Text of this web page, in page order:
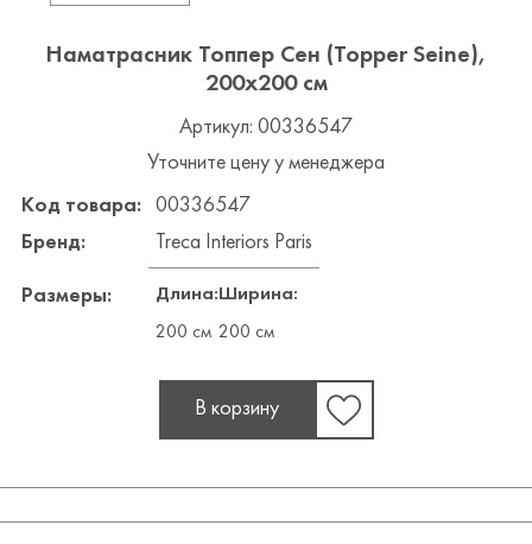
Наматрасник Топпер Сен (Topper Seine),
200x200 см
Артикул: 00336547
Уточните цену у менеджера
Код товара:
00336547
Бренд:
Treca Interiors Paris
Размеры:
Длина:
200 см
Ширина:
200 см
В корзину